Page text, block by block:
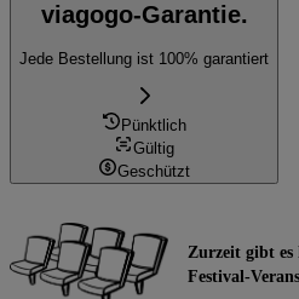
viagogo-Garantie.
Jede Bestellung ist 100% garantiert
Pünktlich
Gültig
Geschützt
Zurzeit gibt es
Festival-